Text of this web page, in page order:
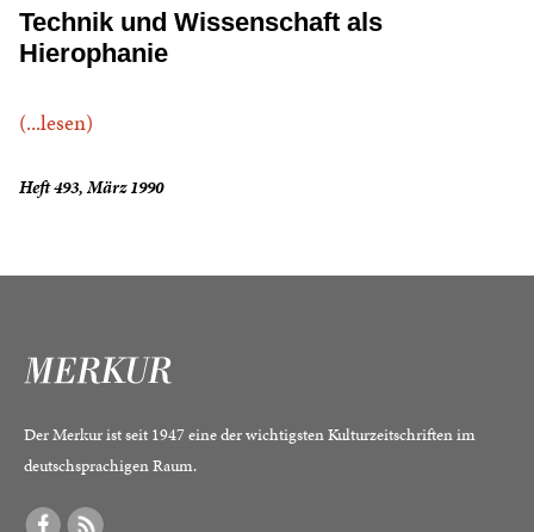
Technik und Wissenschaft als
Hierophanie
(...lesen)
Heft 493, März 1990
Der Merkur ist seit 1947 eine der wichtigsten Kulturzeitschriften im
deutschsprachigen Raum.